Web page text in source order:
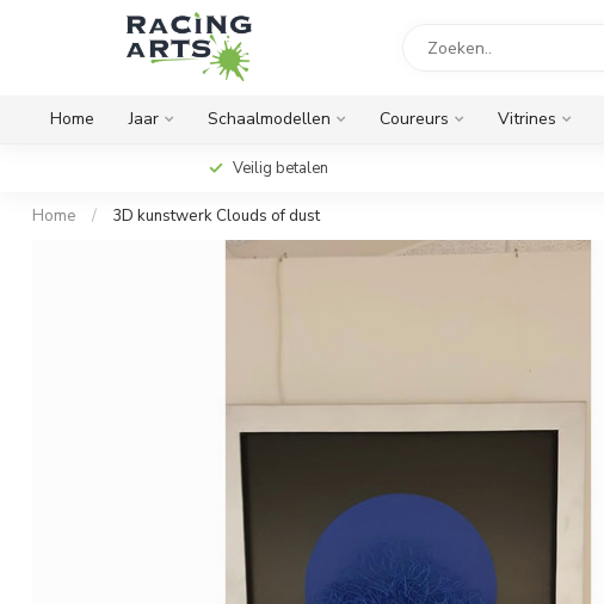
Home Jaar Schaalmodellen Coureurs Vitrines
Veilig betalen
Home / 3D kunstwerk Clouds of dust